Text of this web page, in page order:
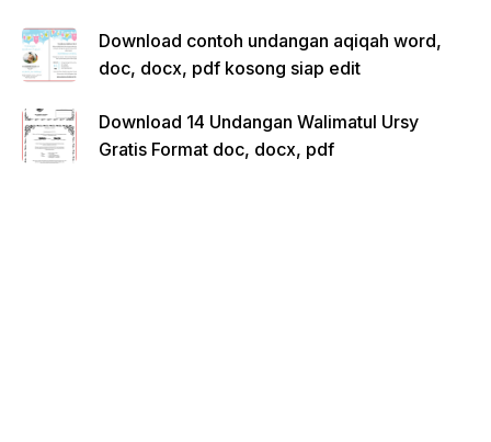
Download contoh undangan aqiqah word,
doc, docx, pdf kosong siap edit
Download 14 Undangan Walimatul Ursy
Gratis Format doc, docx, pdf